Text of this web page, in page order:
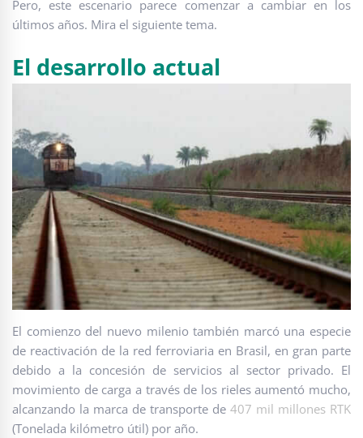
Pero, este escenario parece comenzar a cambiar en los
últimos años. Mira el siguiente tema.
El desarrollo actual
El comienzo del nuevo milenio también marcó una especie
de reactivación de la red ferroviaria en Brasil, en gran parte
debido a la concesión de servicios al sector privado. El
movimiento de carga a través de los rieles aumentó mucho,
alcanzando la marca de transporte de 407 mil millones RTK
(Tonelada kilómetro útil) por año.